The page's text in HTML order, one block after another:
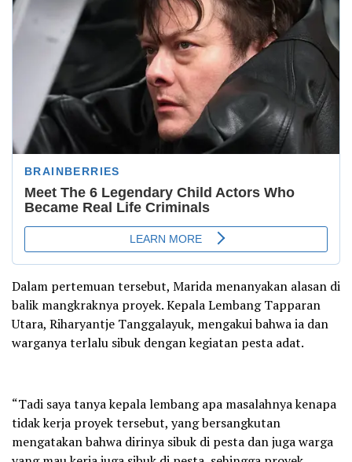
Dalam pertemuan tersebut, Marida menanyakan alasan di
balik mangkraknya proyek. Kepala Lembang Tapparan
Utara, Riharyantje Tanggalayuk, mengakui bahwa ia dan
warganya terlalu sibuk dengan kegiatan pesta adat.
“Tadi saya tanya kepala lembang apa masalahnya kenapa
tidak kerja proyek tersebut, yang bersangkutan
mengatakan bahwa dirinya sibuk di pesta dan juga warga